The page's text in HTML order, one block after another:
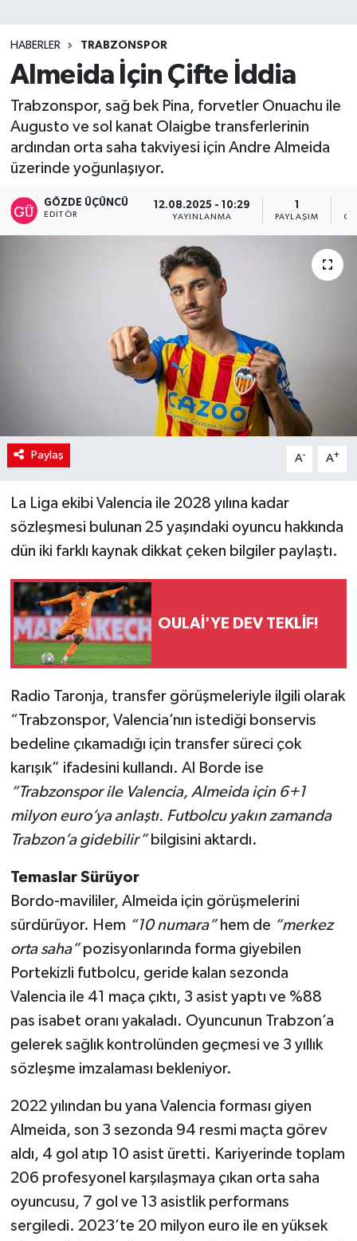
HABERLER TRABZONSPOR
Almeida İçin Çifte İddia
Trabzonspor, sağ bek Pina, forvetler Onuachu ile
Augusto ve sol kanat Olaigbe transferlerinin
ardından orta saha takviyesi için Andre Almeida
üzerinde yoğunlaşıyor.
GÖZDE ÜÇÜNCÜ
EDITÖR
12.08.2025 - 10:29
YAYINLANMA
1
PAYLAŞIM
Paylaş A- A+
La Liga ekibi Valencia ile 2028 yılına kadar
sözleşmesi bulunan 25 yaşındaki oyuncu hakkında
dün iki farklı kaynak dikkat çeken bilgiler paylaştı.
OULAİ'YE DEV TEKLİF!
Radio Taronja, transfer görüşmeleriyle ilgili olarak
“Trabzonspor, Valencia’nın istediği bonservis
bedeline çıkamadığı için transfer süreci çok
karışık” ifadesini kullandı. Al Borde ise
“Trabzonspor ile Valencia, Almeida için 6+1
milyon euro’ya anlaştı. Futbolcu yakın zamanda
Trabzon’a gidebilir”bilgisini aktardı.
Temaslar Sürüyor
Bordo-mavililer, Almeida için görüşmelerini
sürdürüyor. Hem “10 numara”hem de “merkez
orta saha”pozisyonlarında forma giyebilen
Portekizli futbolcu, geride kalan sezonda
Valencia ile 41 maça çıktı, 3 asist yaptı ve %88
pas isabet oranı yakaladı. Oyuncunun Trabzon’a
gelerek sağlık kontrolünden geçmesi ve 3 yıllık
sözleşme imzalaması bekleniyor.
2022 yılından bu yana Valencia forması giyen
Almeida, son 3 sezonda 94 resmi maçta görev
aldı, 4 gol atıp 10 asist üretti. Kariyerinde toplam
206 profesyonel karşılaşmaya çıkan orta saha
oyuncusu, 7 gol ve 13 asistlik performans
sergiledi. 2023’te 20 milyon euro ile en yüksek
Teknoloji
TRABZON
TRABZONSPOR